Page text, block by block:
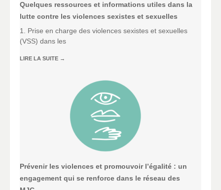
Quelques ressources et informations utiles dans la
lutte contre les violences sexistes et sexuelles
1. Prise en charge des violences sexistes et sexuelles
(VSS) dans les
LIRE LA SUITE →
Prévenir les violences et promouvoir l’égalité : un
engagement qui se renforce dans le réseau des